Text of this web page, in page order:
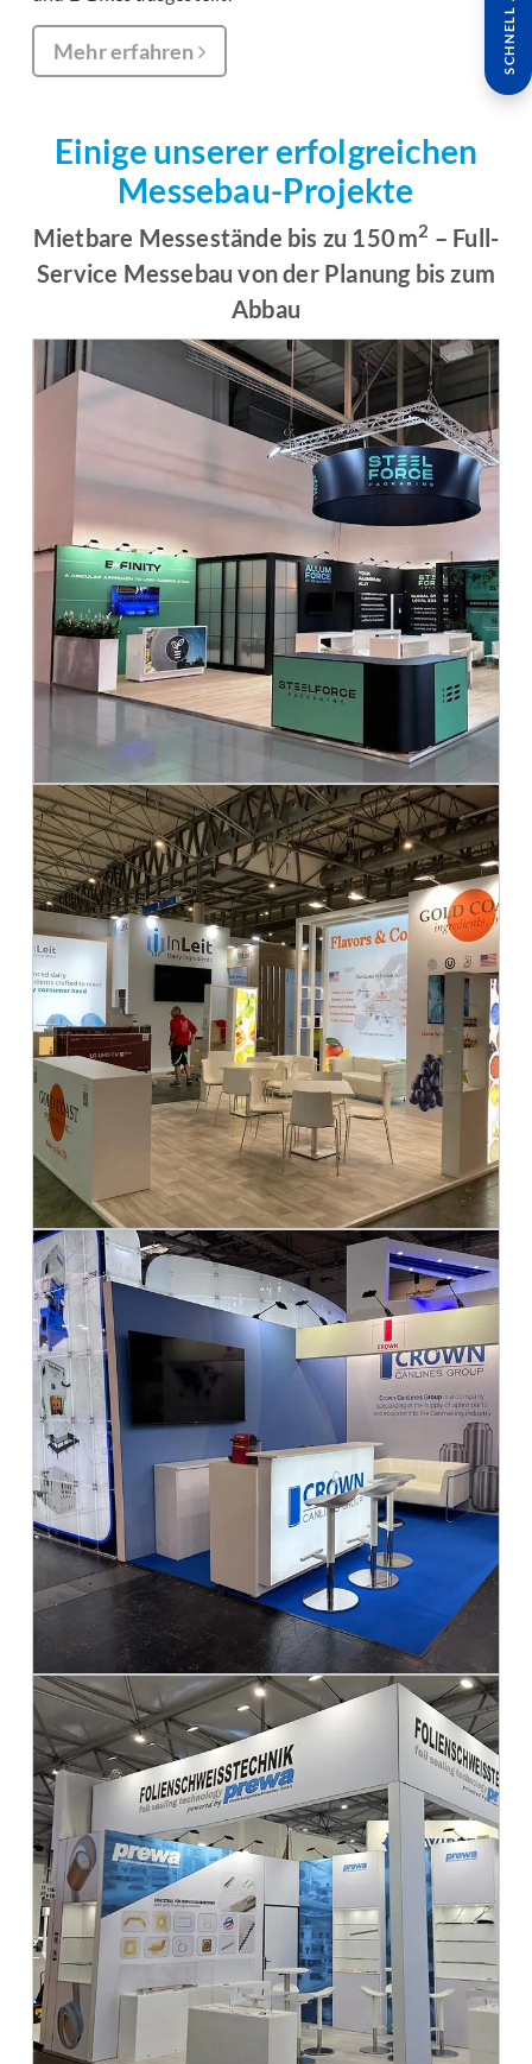
Mehr erfahren
Einige unserer erfolgreichen
Messebau-Projekte
Mietbare Messestände bis zu 150 m2 – Full-
Service Messebau von der Planung bis zum
Abbau